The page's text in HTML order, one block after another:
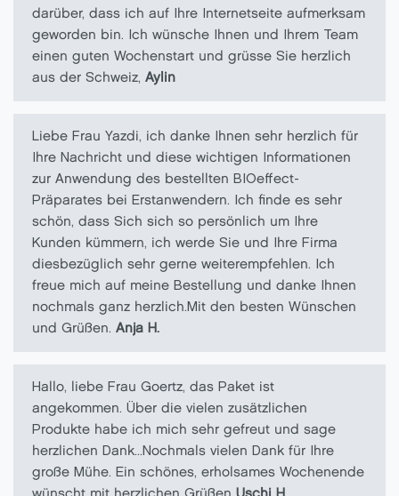
darüber, dass ich auf Ihre Internetseite aufmerksam
geworden bin. Ich wünsche Ihnen und Ihrem Team
einen guten Wochenstart und grüsse Sie herzlich
aus der Schweiz, Aylin
Liebe Frau Yazdi, ich danke Ihnen sehr herzlich für
Ihre Nachricht und diese wichtigen Informationen
zur Anwendung des bestellten BIOeffect-
Präparates bei Erstanwendern. Ich finde es sehr
schön, dass Sich sich so persönlich um Ihre
Kunden kümmern, ich werde Sie und Ihre Firma
diesbezüglich sehr gerne weiterempfehlen. Ich
freue mich auf meine Bestellung und danke Ihnen
nochmals ganz herzlich.Mit den besten Wünschen
und Grüßen. Anja H.
Hallo, liebe Frau Goertz, das Paket ist
angekommen. Über die vielen zusätzlichen
Produkte habe ich mich sehr gefreut und sage
herzlichen Dank...Nochmals vielen Dank für Ihre
große Mühe. Ein schönes, erholsames Wochenende